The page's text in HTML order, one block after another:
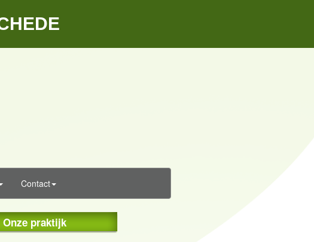
Contact
Onze praktijk